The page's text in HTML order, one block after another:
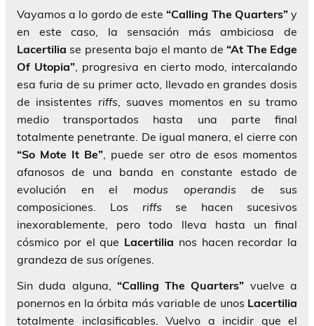
Vayamos a lo gordo de este“Calling The Quarters”y
en este caso, la sensación más ambiciosa de
Lacertilia se presenta bajo el manto de“At The Edge
Of Utopia” , progresiva en cierto modo, intercalando
esa furia de su primer acto, llevado en grandes dosis
de insistentes riffs , suaves momentos en su tramo
medio transportados hasta una parte final
totalmente penetrante. De igual manera, el cierre con
“So Mote It Be” , puede ser otro de esos momentos
afanosos de una banda en constante estado de
evolución en el modus operandis de sus
composiciones. Los riffs se hacen sucesivos
inexorablemente, pero todo lleva hasta un final
cósmico por el que Lacertilia nos hacen recordar la
grandeza de sus orígenes.
Sin duda alguna, “Calling The Quarters” vuelve a
ponernos en la órbita más variable de unos Lacertilia
totalmente inclasificables. Vuelvo a incidir que el